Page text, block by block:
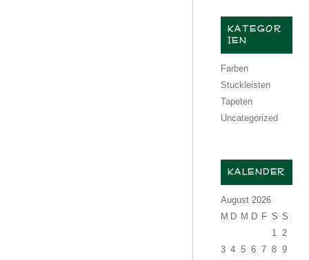
KATEGOR
IEN
Farben
Stuckleisten
Tapeten
Uncategorized
KALENDER
August 2026
M D M D F S S
1 2
3 4 5 6 7 8 9